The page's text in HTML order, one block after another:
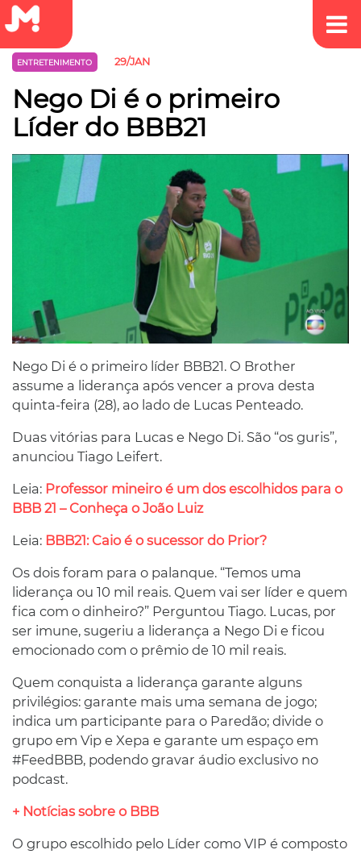
ENTRETENIMENTO 29/JAN
Nego Di é o primeiro
Líder do BBB21
Nego Di é o primeiro líder BBB21. O Brother
assume a liderança após vencer a prova desta
quinta-feira (28), ao lado de Lucas Penteado.
Duas vitórias para Lucas e Nego Di. São “os guris”,
anunciou Tiago Leifert.
Leia: Professor mineiro é um dos escolhidos para o
BBB 21 – Conheça o João Luiz
Leia: BBB21: Caio é o sucessor do Prior?
Os dois foram para o palanque. “Temos uma
liderança ou 10 mil reais. Quem vai ser líder e quem
fica com o dinheiro?” Perguntou Tiago. Lucas, por
ser imune, sugeriu a liderança a Nego Di e ficou
emocionado com o prêmio de 10 mil reais.
Quem conquista a liderança garante alguns
privilégios: garante mais uma semana de jogo;
indica um participante para o Paredão; divide o
grupo em Vip e Xepa e garante um espaço em
#FeedBBB, podendo gravar áudio exclusivo no
podcast.
+ Notícias sobre o BBB
O grupo escolhido pelo Líder como VIP é composto